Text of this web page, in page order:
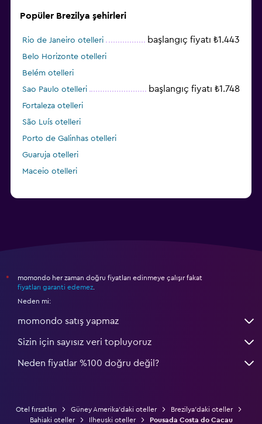
Popüler Brezilya şehirleri
Rio de Janeiro otelleri başlangıç fiyatı ₺1.443
Belo Horizonte otelleri
Belém otelleri
Sao Paulo otelleri
başlangıç fiyatı ₺1.748
Fortaleza otelleri
São Luís otelleri
Porto de Galinhas otelleri
Guaruja otelleri
Maceio otelleri
*
momondo her zaman doğru fiyatları edinmeye çalışır fakat
fiyatları garanti edemez
Neden mi:
momondo satış yapmaz
Sizin için sayısız veri topluyoruz
Neden fiyatlar %100 doğru değil?
Otel fırsatları Güney Amerika'daki oteller
Brezilya'daki oteller
Bahiaki oteller
Ilheuski oteller Pousada Costa do Cacau